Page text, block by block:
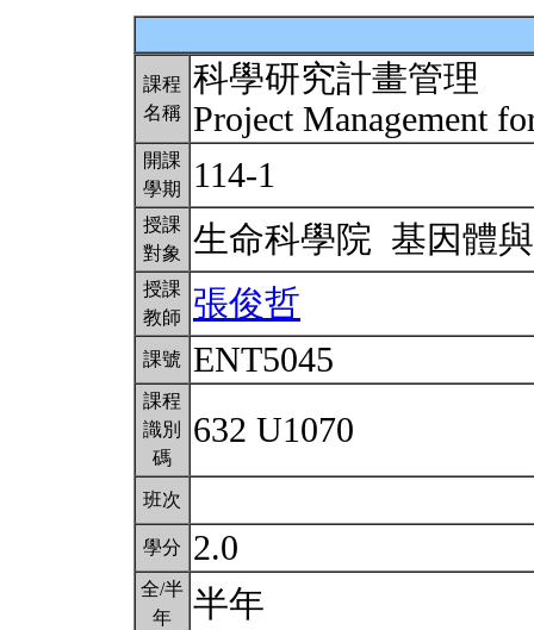
課程
名稱
科學研究計畫管理
Project Management
開課
學期
114-1
授課
對象
生命科學院 基因體
授課
教師
張俊哲
課號 ENT5045
課程
識別
碼
632 U1070
班次
學分 2.0
全/半
年
半年